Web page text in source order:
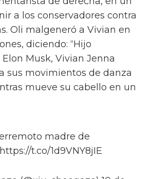
a los conservadores contra
Oli malgeneró a Vivian en
diciendo: “Hijo
Musk, Vivian Jenna
sus movimientos de danza
mueve su cabello en un
madre de
t.co/1d9VNY8jIE